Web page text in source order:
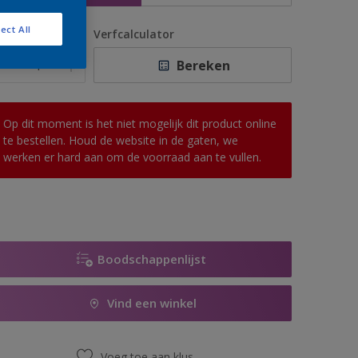
Verfcalculator
Bereken
Op dit moment is het niet mogelijk dit product online
te bestellen. Houd de website in de gaten, we
werken er hard aan om de voorraad aan te vullen.
Boodschappenlijst
Vind een winkel
All